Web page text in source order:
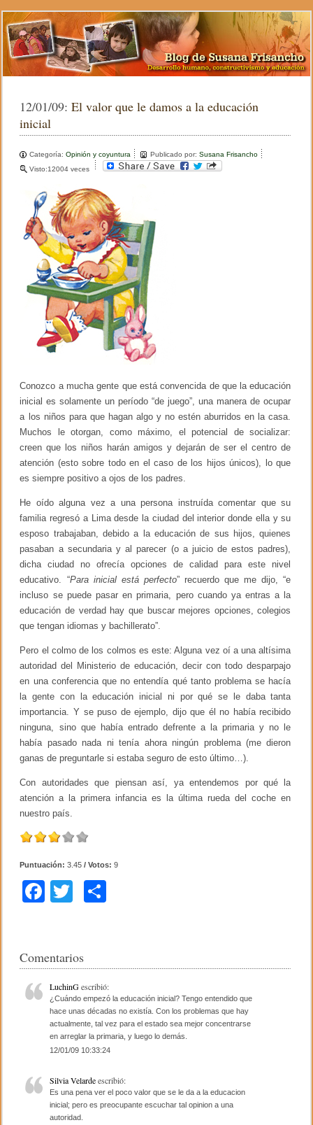
12/01/09:El valor que le damos a la educación
inicial
Categoría:Opinión y coyuntura Publicado por:Susana Frisancho
Visto:12004 veces
Conozco a mucha gente que está convencida de que la educación
inicial es solamente un período “de juego”, una manera de ocupar
a los niños para que hagan algo y no estén aburridos en la casa.
Muchos le otorgan, como máximo, el potencial de socializar:
creen que los niños harán amigos y dejarán de ser el centro de
atención (esto sobre todo en el caso de los hijos únicos), lo que
es siempre positivo a ojos de los padres.
He oído alguna vez a una persona instruída comentar que su
familia regresó a Lima desde la ciudad del interior donde ella y su
esposo trabajaban, debido a la educación de sus hijos, quienes
pasaban a secundaria y al parecer (o a juicio de estos padres),
dicha ciudad no ofrecía opciones de calidad para este nivel
educativo. “Para inicial está perfecto” recuerdo que me dijo, “e
incluso se puede pasar en primaria, pero cuando ya entras a la
educación de verdad hay que buscar mejores opciones, colegios
que tengan idiomas y bachillerato”.
Pero el colmo de los colmos es este: Alguna vez oí a una altísima
autoridad del Ministerio de educación, decir con todo desparpajo
en una conferencia que no entendía qué tanto problema se hacía
la gente con la educación inicial ni por qué se le daba tanta
importancia. Y se puso de ejemplo, dijo que él no había recibido
ninguna, sino que había entrado defrente a la primaria y no le
había pasado nada ni tenía ahora ningún problema (me dieron
ganas de preguntarle si estaba seguro de esto último…).
Con autoridades que piensan así, ya entendemos por qué la
atención a la primera infancia es la última rueda del coche en
nuestro país.
Puntuación:3.45 / Votos:9
F
e
b
o
o
k
er
ar
tir
Comentarios
LuchinGescribió:
¿Cuándo empezó la educación inicial? Tengo entendido que
hace unas décadas no existía. Con los problemas que hay
actualmente, tal vez para el estado sea mejor concentrarse
en arreglar la primaria, y luego lo demás.
12/01/09 10:33:24
Silvia Velardeescribió:
Es una pena ver el poco valor que se le da a la educacion
inicial; pero es preocupante escuchar tal opinion a una
autoridad.